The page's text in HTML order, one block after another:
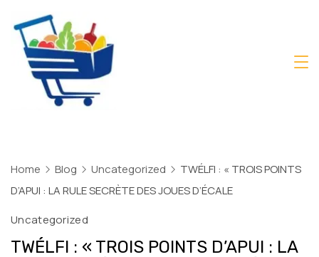
content
Home Blog Uncategorized
TWÉLFI : « TROIS POINTS
D’APUI : LA RULE SECRÈTE DES JOUES D’ÉCALE
Uncategorized
TWÉLFI : « TROIS POINTS D’APUI : LA